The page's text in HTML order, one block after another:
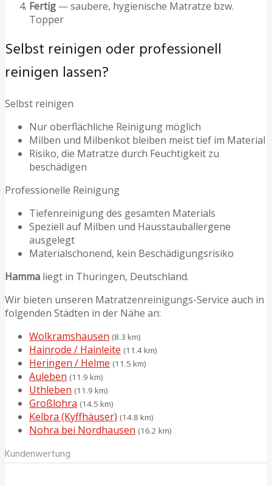
Fertig — saubere, hygienische Matratze bzw.
Topper
Selbst reinigen oder professionell
reinigen lassen?
Selbst reinigen
Nur oberflächliche Reinigung möglich
Milben und Milbenkot bleiben meist tief im Material
Risiko, die Matratze durch Feuchtigkeit zu
beschädigen
Professionelle Reinigung
Tiefenreinigung des gesamten Materials
Speziell auf Milben und Hausstauballergene
ausgelegt
Materialschonend, kein Beschädigungsrisiko
Hamma liegt in Thüringen, Deutschland.
Wir bieten unseren Matratzenreinigungs-Service auch in
folgenden Städten in der Nähe an:
Wolkramshausen (8.3 km)
Hainrode / Hainleite (11.4 km)
Heringen / Helme (11.5 km)
Auleben (11.9 km)
Uthleben (11.9 km)
Großlohra (14.5 km)
Kelbra (Kyffhäuser) (14.8 km)
Nohra bei Nordhausen (16.2 km)
Kundenwertung